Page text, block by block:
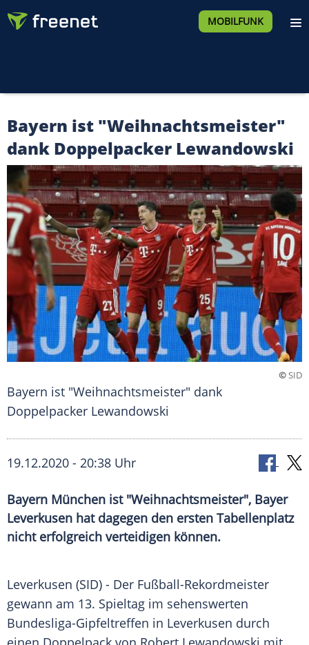
MOBILFUNK
Bayern ist "Weihnachtsmeister"
dank Doppelpacker Lewandowski
©SID
Bayern ist "Weihnachtsmeister" dank
Doppelpacker Lewandowski
19.12.2020 - 20:38 Uhr
Bayern München ist "Weihnachtsmeister", Bayer
Leverkusen hat dagegen den ersten Tabellenplatz
nicht erfolgreich verteidigen können.
Leverkusen (SID) - Der Fußball-Rekordmeister
gewann am 13. Spieltag im sehenswerten
Bundesliga-Gipfeltreffen in Leverkusen durch